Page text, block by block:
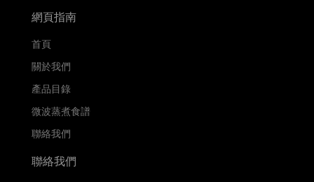
網頁指南
首頁
關於我們
產品目錄
微波蒸煮食譜
聯絡我們
聯絡我們